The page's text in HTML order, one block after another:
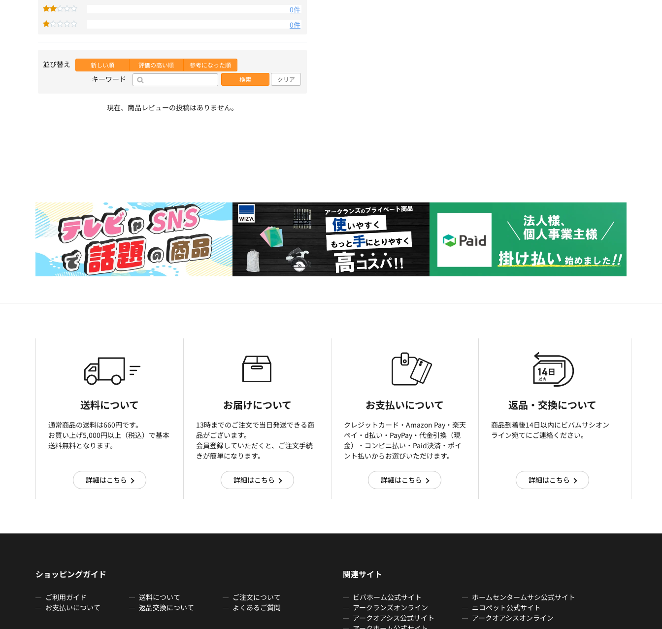
0件
0件
並び替え 新しい順 評価の高い順 参考になった順
キーワード 検索 クリア
現在、商品レビューの投稿はありません。
送料について
通常商品の送料は660円です。
お買い上げ5,000円以上（税込）で基本
送料無料となります。
詳細はこちら
お届けについて
13時までのご注文で当日発送できる商
品がございます。
会員登録していただくと、ご注文手続
きが簡単になります。
詳細はこちら
お支払いについて
クレジットカード・Amazon Pay・楽天
ぺイ・d払い・PayPay・代金引換（現
金）・コンビニ払い・Paid決済・ポイ
ント払いからお選びいただけます。
詳細はこちら
返品・交換について
商品到着後14日以内にビバムサシオン
ライン宛てにご連絡ください。
詳細はこちら
ショッピングガイド
ご利用ガイド 送料について
ご注文について
お支払いについて
返品交換について よくあるご質問
関連サイト
ビバホーム公式サイト
ホームセンタームサシ公式サイト
アークランズオンライン
ニコペット公式サイト
アークオアシス公式サイト
アークオアシスオンライン